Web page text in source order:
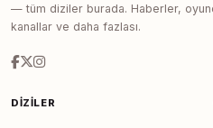
— tüm diziler burada. Haberler,
kanallar ve daha fazlası.
DIZILER